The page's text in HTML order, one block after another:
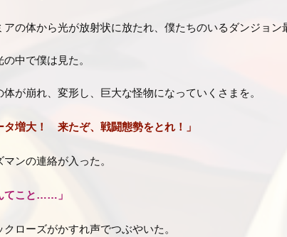
アの体から光が放射状に放たれ、僕たちのいるダンジョン
の中で僕は見た。
体が崩れ、変形し、巨大な怪物になっていくさまを。
タ増大！ 来たぞ、戦闘態勢をとれ！」
マンの連絡が入った。
てこと……」
クローズがかすれ声でつぶやいた。